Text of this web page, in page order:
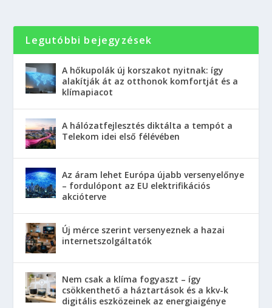
Legutóbbi bejegyzések
A hőkupolák új korszakot nyitnak: így
alakítják át az otthonok komfortját és a
klímapiacot
A hálózatfejlesztés diktálta a tempót a
Telekom idei első félévében
Az áram lehet Európa újabb versenyelőnye
– fordulópont az EU elektrifikációs
akcióterve
Új mérce szerint versenyeznek a hazai
internetszolgáltatók
Nem csak a klíma fogyaszt – így
csökkenthető a háztartások és a kkv-k
digitális eszközeinek az energiaigénye